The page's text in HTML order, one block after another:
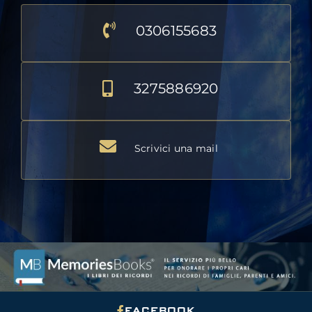
0306155683
3275886920
Scrivici una mail